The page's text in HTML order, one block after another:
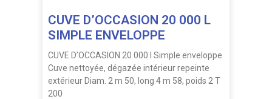
CUVE D’OCCASION 20 000 L
SIMPLE ENVELOPPE
CUVE D’OCCASION 20 000 l Simple enveloppe
Cuve nettoyée, dégazée intérieur repeinte
extérieur Diam. 2 m 50, long 4 m 58, poids 2 T
200